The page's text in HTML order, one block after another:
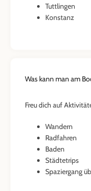
Tuttlingen
Konstanz
Was kann man am
Freu dich auf
Wandern
Radfahren
Baden
Städtetrips
Spaziergang